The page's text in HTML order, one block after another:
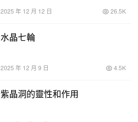
2025 年 12 月 12 日 26.5K
水晶七輪
2025 年 12 月 9 日 4.5K
紫晶洞的靈性和作用